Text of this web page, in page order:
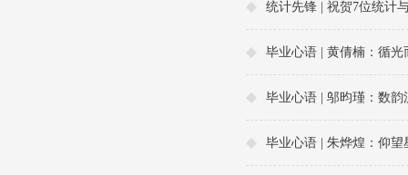
统计先锋 | 祝贺7位统计
毕业心语 | 黄倩楠：循光
毕业心语 | 邬昀瑾：数韵
毕业心语 | 朱烨煌：仰望